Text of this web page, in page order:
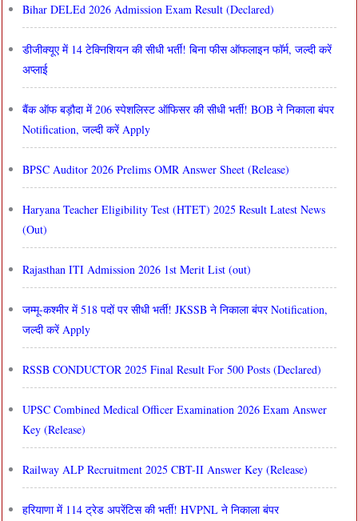
Bihar DELEd 2026 Admission Exam Result (Declared)
डीजीक्यूए में 14 टेक्निशियन की सीधी भर्ती! बिना फीस ऑफलाइन फॉर्म, जल्दी करें
अप्लाई
बैंक ऑफ बड़ौदा में 206 स्पेशलिस्ट ऑफिसर की सीधी भर्ती! BOB ने निकाला बंपर
Notification, जल्दी करें Apply
BPSC Auditor 2026 Prelims OMR Answer Sheet (Release)
Haryana Teacher Eligibility Test (HTET) 2025 Result Latest News
(Out)
Rajasthan ITI Admission 2026 1st Merit List (out)
जम्मू-कश्मीर में 518 पदों पर सीधी भर्ती! JKSSB ने निकाला बंपर Notification,
जल्दी करें Apply
RSSB CONDUCTOR 2025 Final Result For 500 Posts (Declared)
UPSC Combined Medical Officer Examination 2026 Exam Answer
Key (Release)
Railway ALP Recruitment 2025 CBT-II Answer Key (Release)
हरियाणा में 114 ट्रेड अपरेंटिस की भर्ती! HVPNL ने निकाला बंपर